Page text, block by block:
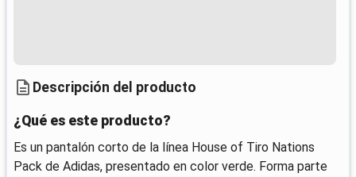
Descripción del producto
¿Qué es este producto?
Es un pantalón corto de la línea House of Tiro Nations
Pack de Adidas, presentado en color verde. Forma parte